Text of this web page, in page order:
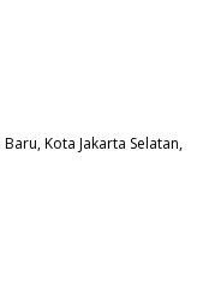
Kota Jakarta Selatan,